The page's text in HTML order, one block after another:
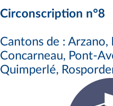
Circonscription n°8
Cantons de : Arzano,
Concarneau, Pont-
Quimperlé,